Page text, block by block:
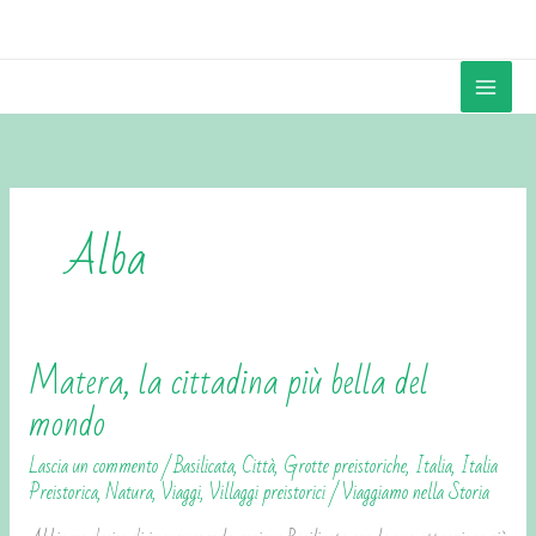
Alba
Matera, la cittadina più bella del
mondo
Lascia un commento/Basilicata,Città, Grotte preistoriche, Italia, Italia
Preistorica,Natura,Viaggi, Villaggi preistorici/Viaggiamo nella Storia
Matera,
cittadina
più
bella